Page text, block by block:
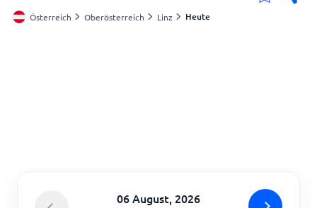
Deutschland
Österreich Oberösterreich Linz Heute
06 August, 2026